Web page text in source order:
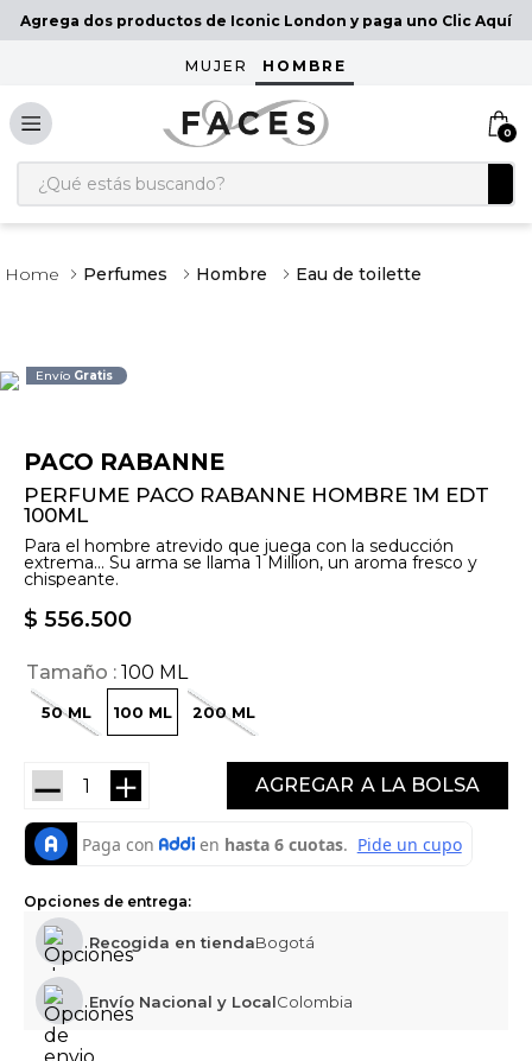
Agrega dos productos de Iconic London y paga uno Clic Aquí
MUJER HOMBRE
0
¿Qué estás buscando?
Perfumes Hombre Eau de toilette
Envío Gratis
PACO RABANNE
PERFUME PACO RABANNE HOMBRE 1M EDT
100ML
Para el hombre atrevido que juega con la seducción
extrema... Su arma se llama 1 Million, un aroma fresco y
chispeante.
$ 556.500
Tamaño 100 ML
100 ML 200 ML
50 ML
＋
－ AGREGAR
Opciones de entrega:
Recogida en tiendaBogotá
Envío Nacional y LocalColombia